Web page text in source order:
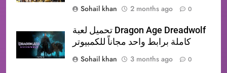
Sohail khan
2 months ago 0
تحميل لعبة Dragon Age Dreadwolf
كاملة برابط واحد مجاناً للكمبيوتر
Sohail khan
3 months ago 0